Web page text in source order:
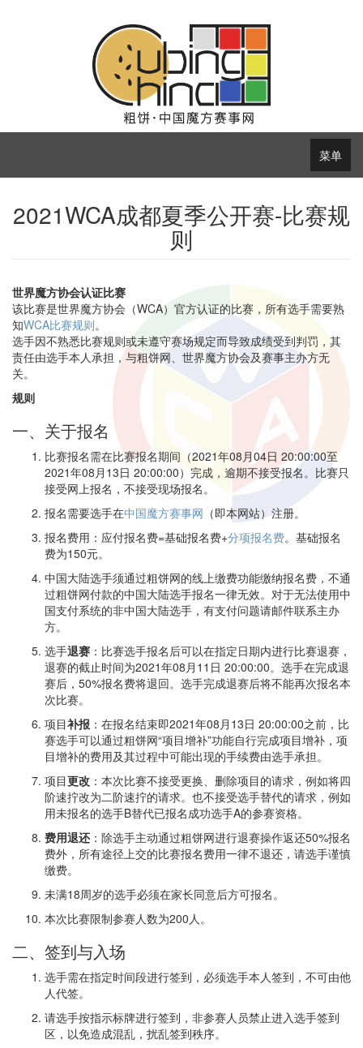
菜单
2021WCA成都夏季公开赛-比赛规
则
世界魔方协会认证比赛
该比赛是世界魔方协会（WCA）官方认证的比赛，所有选手需要熟
知WCA比赛规则。
选手因不熟悉比赛规则或未遵守赛场规定而导致成绩受到判罚，其
责任由选手本人承担，与粗饼网、世界魔方协会及赛事主办方无
关。
规则
一、关于报名
比赛报名需在比赛报名期间（2021年08月04日 20:00:00至
2021年08月13日 20:00:00）完成，逾期不接受报名。比赛只
接受网上报名，不接受现场报名。
报名需要选手在中国魔方赛事网 （即本网站）注册。
报名费用：应付报名费=基础报名费+分项报名费。基础报名
费为150元。
中国大陆选手须通过粗饼网的线上缴费功能缴纳报名费，不通
过粗饼网付款的中国大陆选手报名一律无效。对于无法使用中
国支付系统的非中国大陆选手，有支付问题请邮件联系主办
方。
选手退赛 ：比赛选手报名后可以在指定日期内进行比赛退赛，
退赛的截止时间为2021年08月11日 20:00:00。选手在完成退
赛后，50%报名费将退回。选手完成退赛后将不能再次报名本
次比赛。
项目补报 ：在报名结束即2021年08月13日 20:00:00之前，比
赛选手可以通过粗饼网“项目增补”功能自行完成项目增补，项
目增补的费用及其过程中可能出现的手续费由选手承担。
项目更改 ：本次比赛不接受更换、删除项目的请求，例如将四
阶速拧改为二阶速拧的请求。也不接受选手替代的请求，例如
用未报名的选手B替代已报名成功选手A的参赛资格。
费用退还：除选手主动通过粗饼网进行退赛操作返还50%报名
费外，所有途径上交的比赛报名费用一律不退还，请选手谨慎
缴费。
未满18周岁的选手必须在家长同意后方可报名。
本次比赛限制参赛人数为200人。
二、签到与入场
选手需在指定时间段进行签到，必须选手本人签到，不可由他
人代签。
请选手按指示标牌进行签到，非参赛人员禁止进入选手签到
区，以免造成混乱，扰乱签到秩序。